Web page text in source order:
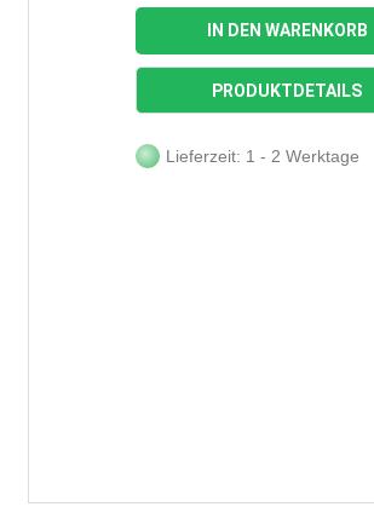
IN DEN WARENKORB
PRODUKTDETAILS
Lieferzeit: 1 - 2 Werktage